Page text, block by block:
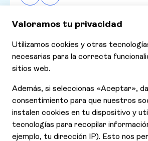
Consultar nuestras últimas ofertas
Ofertas
Contáctanos